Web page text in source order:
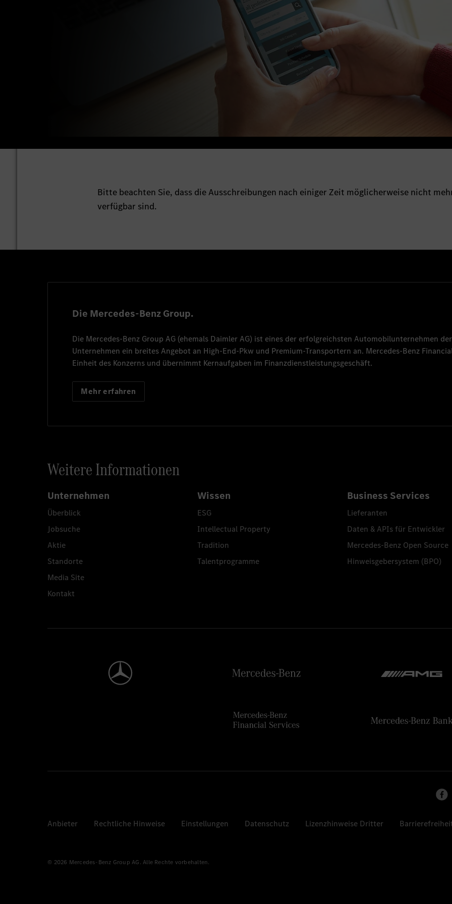
Bitte beachten Sie, dass die Ausschreibungen nach einiger Zeit möglicherweise nicht
verfügbar sind.
Die Mercedes-Benz Group.
Die Mercedes-Benz Group AG (ehemals Daimler AG) ist eines der erfolgreichsten Automobilunternehmen
Unternehmen ein breites Angebot an High-End-Pkw und Premium-Transportern an. Mercedes-Benz
Einheit des Konzerns und übernimmt Kernaufgaben im Finanzdienstleistungsgeschäft.
Mehr erfahren
Weitere Informationen
Unternehmen
Überblick
Jobsuche
Aktie
Standorte
Media Site
Kontakt
Wissen
ESG
Intellectual Property
Tradition
Talentprogramme
Business Services
Lieferanten
Daten & APIs für Entwickler
Mercedes-Benz Open Source
Hinweisgebersystem (BPO)
Anbieter Rechtliche Hinweise Einstellungen Datenschutz Lizenzhinweise Dritter
© 2026 Mercedes-Benz Group AG. Alle Rechte vorbehalten.